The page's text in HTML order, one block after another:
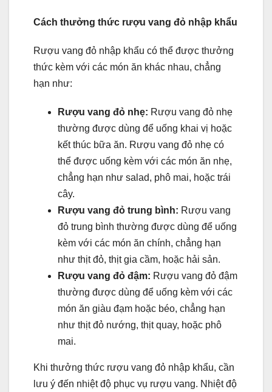
Cách thưởng thức rượu vang đỏ nhập khẩu
Rượu vang đỏ nhập khẩu có thể được thưởng
thức kèm với các món ăn khác nhau, chẳng
hạn như:
Rượu vang đỏ nhẹ: Rượu vang đỏ nhẹ
thường được dùng để uống khai vị hoặc
kết thúc bữa ăn. Rượu vang đỏ nhẹ có
thể được uống kèm với các món ăn nhẹ,
chẳng hạn như salad, phô mai, hoặc trái
cây.
Rượu vang đỏ trung bình: Rượu vang
đỏ trung bình thường được dùng để uống
kèm với các món ăn chính, chẳng hạn
như thịt đỏ, thịt gia cầm, hoặc hải sản.
Rượu vang đỏ đậm: Rượu vang đỏ đậm
thường được dùng để uống kèm với các
món ăn giàu đạm hoặc béo, chẳng hạn
như thịt đỏ nướng, thịt quay, hoặc phô
mai.
Khi thưởng thức rượu vang đỏ nhập khẩu, cần
lưu ý đến nhiệt độ phục vụ rượu vang. Nhiệt độ